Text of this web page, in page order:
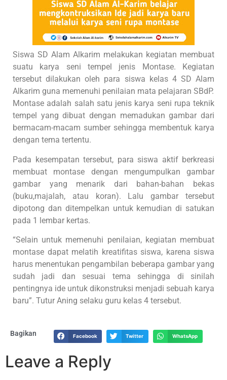
Siswa SD Alam Alkarim melakukan kegiatan membuat
suatu karya seni tempel jenis Montase. Kegiatan
tersebut dilakukan oleh para siswa kelas 4 SD Alam
Alkarim guna memenuhi penilaian mata pelajaran SBdP.
Montase adalah salah satu jenis karya seni rupa teknik
tempel yang dibuat dengan memadukan gambar dari
bermacam-macam sumber sehingga membentuk karya
dengan tema tertentu.
Pada kesempatan tersebut, para siswa aktif berkreasi
membuat montase dengan mengumpulkan gambar
gambar yang menarik dari bahan-bahan bekas
(buku,majalah, atau koran). Lalu gambar tersebut
dipotong dan ditempelkan untuk kemudian di satukan
pada 1 lembar kertas.
“Selain untuk memenuhi penilaian, kegiatan membuat
montase dapat melatih kreatifitas siswa, karena siswa
harus menentukan pengambilan beberapa gambar yang
sudah jadi dan sesuai tema sehingga di sinilah
pentingnya ide untuk dikonstruksi menjadi sebuah karya
baru”. Tutur Aning selaku guru kelas 4 tersebut.
Bagikan Facebook Twitter WhatsApp
Leave a Reply